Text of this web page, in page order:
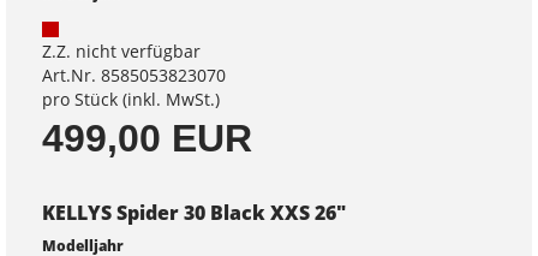
Z.Z. nicht verfügbar
Art.Nr. 8585053823070
pro Stück (inkl. MwSt.)
499,00 EUR
KELLYS Spider 30 Black XXS 26"
Modelljahr